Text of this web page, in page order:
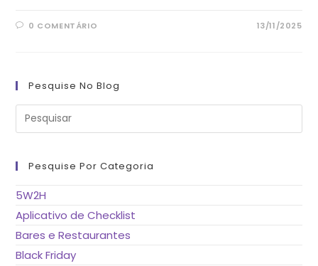
0 COMENTÁRIO 13/11/2025
Pesquise No Blog
Pesquise Por Categoria
5W2H
Aplicativo de Checklist
Bares e Restaurantes
Black Friday